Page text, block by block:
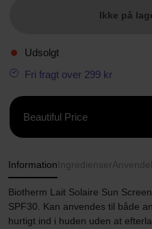
Ikke på
Udsolgt
Fri fragt over 299 kr
Beautiful Price
Information Ingredienser
Biotherm Lait Solaire Sun
SPF30. Kan anvendes til både
hurtigt ind i huden uden at